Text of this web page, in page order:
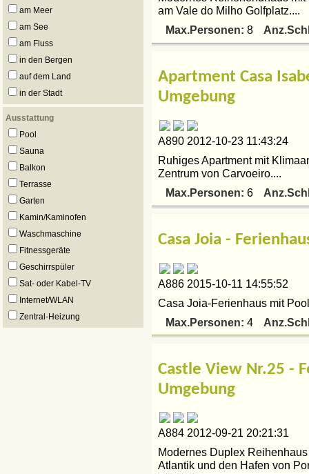
am Meer
am See
am Fluss
in den Bergen
auf dem Land
in der Stadt
Ausstattung
Pool
Sauna
Balkon
Terrasse
Garten
Kamin/Kaminofen
Waschmaschine
Fitnessgeräte
Geschirrspüler
Sat- oder Kabel-TV
Internet/WLAN
Zentral-Heizung
am Vale do Milho Golfplatz....
Max.Personen: 8
Apartment Casa
Umgebung
A890 2012-10-23 11:43:24
Ruhiges Apartment mit
Zentrum von Carvoeiro....
Max.Personen: 6
Casa Joia -
A886 2015-10-11 14:55:52
Casa Joia-Ferienhaus mit
Max.Personen: 4
Castle View Nr.25 -
Umgebung
A884 2012-09-21 20:21:31
Modernes Duplex
Atlantik und den Hafen von